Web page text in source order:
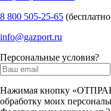
8 800 505-25-65
info@gazport.ru
Персональные условия?
Нажимая кнопку
обработку моих